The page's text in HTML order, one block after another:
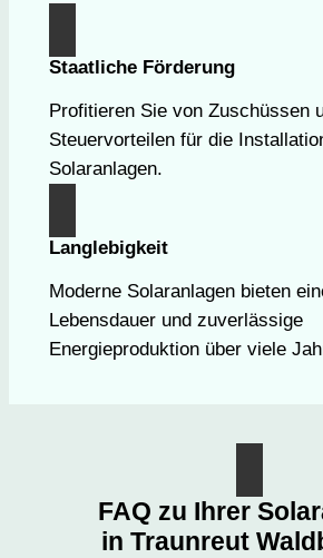
Staatliche Förderung
Profitieren Sie von Zuschüssen
Steuervorteilen für die
Solaranlagen.
Langlebigkeit
Moderne Solaranlagen bieten
Lebensdauer und zuverlässige
Energieproduktion über viele
FAQ zu Ihrer
in Traunreut